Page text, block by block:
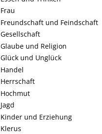
Frau
Freundschaft und Feindschaft
Gesellschaft
Glaube und Religion
Glück und Unglück
Handel
Herrschaft
Hochmut
Jagd
Kinder und Erziehung
Klerus